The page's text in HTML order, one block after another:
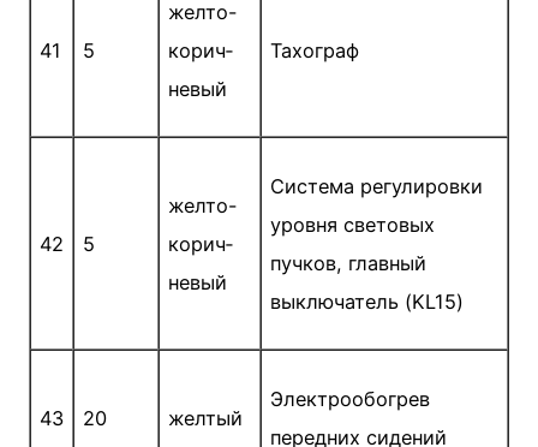
41 5
желто-
корич­
невый
Тахограф
42 5
желто-
корич­
невый
Система регулировки
уровня световых
пучков, главный
выключатель (KL15)
43 20 желтый
Электрообогрев
передних сидений